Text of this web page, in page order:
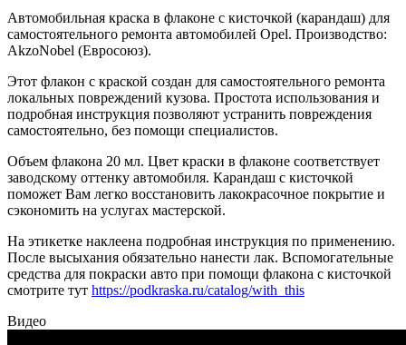
Автомобильная краска в флаконе с кисточкой (карандаш) для
самостоятельного ремонта автомобилей Opel. Производство:
AkzoNobel (Евросоюз).
Этот флакон с краской создан для самостоятельного ремонта
локальных повреждений кузова. Простота использования и
подробная инструкция позволяют устранить повреждения
самостоятельно, без помощи специалистов.
Объем флакона 20 мл. Цвет краски в флаконе соответствует
заводскому оттенку автомобиля. Карандаш с кисточкой
поможет Вам легко восстановить лакокрасочное покрытие и
сэкономить на услугах мастерской.
На этикетке наклеена подробная инструкция по применению.
После высыхания обязательно нанести лак. Вспомогательные
средства для покраски авто при помощи флакона с кисточкой
смотрите тут https://podkraska.ru/catalog/with_this
Видео